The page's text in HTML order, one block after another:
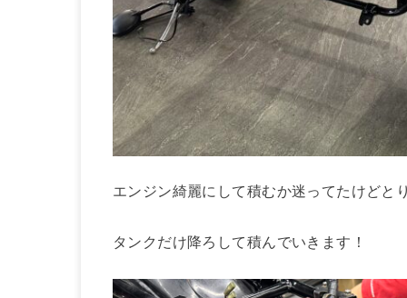
エンジン綺麗にして積むか迷ってたけどと
タンクだけ降ろして積んでいきます！